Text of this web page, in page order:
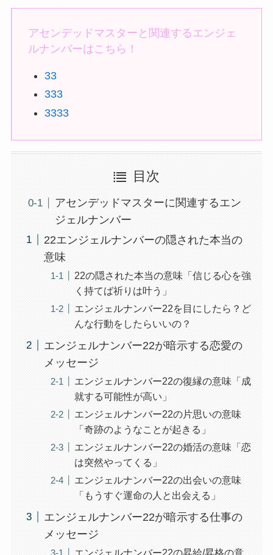
アセンデッドマスターと関連するエンジェ
ルナンバーはこちら！
33
333
3333
目次
アセンデッドマスターに関連するエン
ジェルナンバー
22エンジェルナンバーの隠された本当の
意味
22の隠された本当の意味「信じる心を強
く持てば祈りは叶う」
エンジェルナンバー22を目にしたら？ど
んな行動をしたらいいの？
エンジェルナンバー22が暗示する恋愛の
メッセージ
エンジェルナンバー22の復縁の意味「成
就する可能性が高い」
エンジェルナンバー22の片思いの意味
「奇跡のようなことが起きる」
エンジェルナンバー22の婚活の意味「恋
は突然やってくる」
エンジェルナンバー22の出会いの意味
「もうすぐ運命の人と出会える」
エンジェルナンバー22が暗示する仕事の
メッセージ
エンジェルナンバー22の昇給/昇格の意